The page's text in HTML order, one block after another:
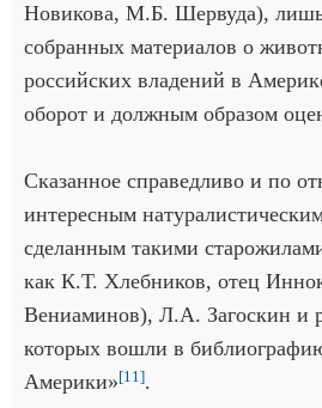
Новикова, М.Б. Шервуда), лишь
собранных материалов о
российских владений в
оборот и должным образом
Сказанное справедливо и по
интересным
сделанным такими
как К.Т. Хлебников, отец
Вениаминов), Л.А. Загоскин и
которых вошли в
Америки»[11].